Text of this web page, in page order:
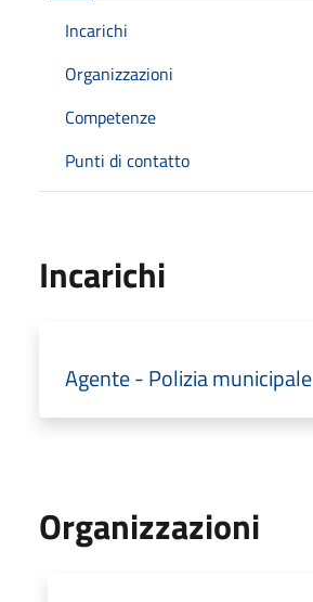
Incarichi
Organizzazioni
Competenze
Punti di contatto
Incarichi
Agente - Polizia municipale
Organizzazioni